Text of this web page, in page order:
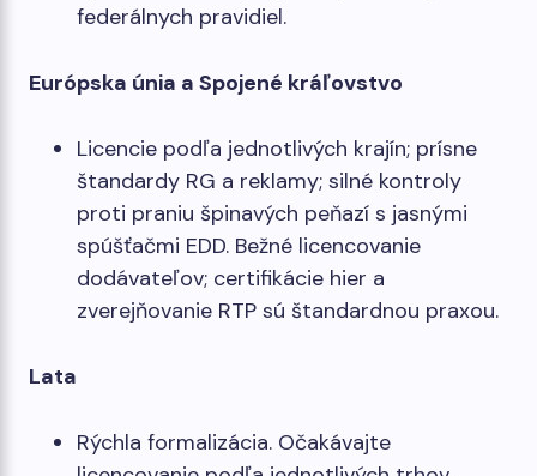
federálnych pravidiel.
Európska únia a Spojené kráľovstvo
Licencie podľa jednotlivých krajín; prísne
štandardy RG a reklamy; silné kontroly
proti praniu špinavých peňazí s jasnými
spúšťačmi EDD. Bežné licencovanie
dodávateľov; certifikácie hier a
zverejňovanie RTP sú štandardnou praxou.
Lata
Rýchla formalizácia. Očakávajte